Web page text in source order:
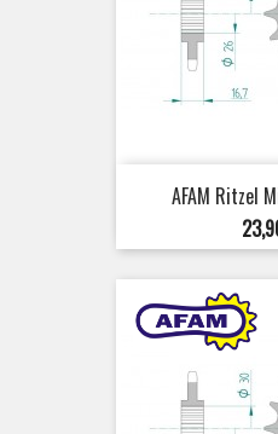
AFAM Ritzel
Preis